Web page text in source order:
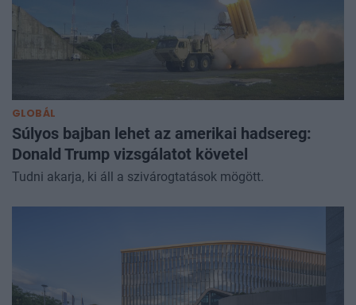
GLOBÁL
Súlyos bajban lehet az amerikai hadsereg:
Donald Trump vizsgálatot követel
Tudni akarja, ki áll a szivárogtatások mögött.